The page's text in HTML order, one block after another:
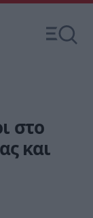
στο
και